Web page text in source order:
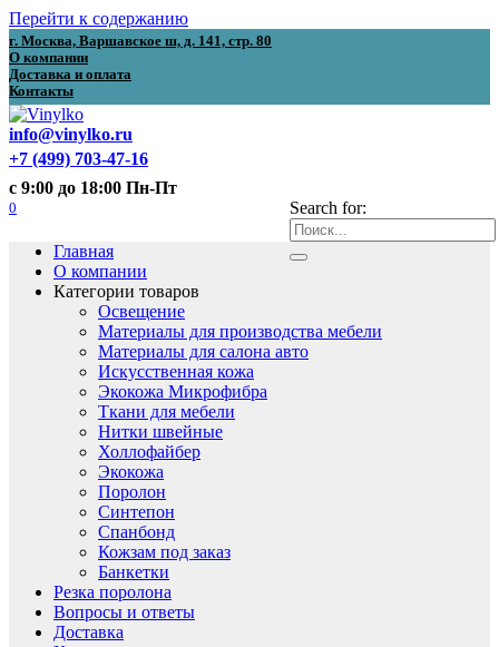
Перейти к содержанию
г. Москва, Варшавское ш, д. 141, стр. 80
О компании
Доставка и оплата
Контакты
info@vinylko.ru
+7 (499) 703-47-16
с 9:00 до 18:00 Пн-Пт
Search for:
0
Главная
О компании
Категории товаров
Освещение
Материалы для производства мебели
Материалы для салона авто
Искусственная кожа
Экокожа Микрофибра
Ткани для мебели
Нитки швейные
Холлофайбер
Экокожа
Поролон
Синтепон
Спанбонд
Кожзам под заказ
Банкетки
Резка поролона
Вопросы и ответы
Доставка